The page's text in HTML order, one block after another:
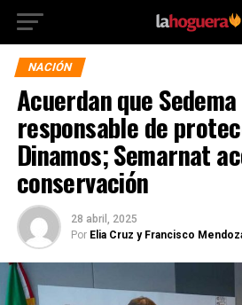
NACIÓN
Acuerdan que
responsable de
Dinamos; Semarnat
conservación
28 abril, 2025
Por Elia Cruz y Francisco